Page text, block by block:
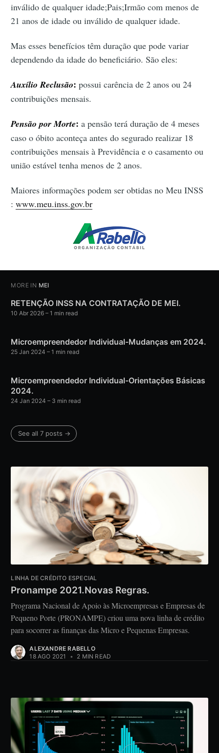
inválido de qualquer idade;Pais;Irmão com menos de
21 anos de idade ou inválido de qualquer idade.
Mas esses benefícios têm duração que pode variar
dependendo da idade do beneficiário. São eles:
Auxílio Reclusão:possui carência de 2 anos ou 24
contribuições mensais.
Pensão por Morte: a pensão terá duração de 4 meses
caso o óbito aconteça antes do segurado realizar 18
contribuições mensais à Previdência e o casamento ou
união estável tenha menos de 2 anos.
Maiores informações podem ser obtidas no Meu INSS
:www.meu.inss.gov.br
MORE IN MEI
RETENÇÃO INSS NA CONTRATAÇÃO DE MEI.
10 Abr 2026 – 1 min read
Microempreendedor Individual-Mudanças em 2024.
25 Jan 2024 – 1 min read
Microempreendedor Individual-Orientações Básicas
2024.
24 Jan 2024 – 3 min read
See all 7 posts →
LINHA DE CRÉDITO ESPECIAL
Pronampe 2021.Novas Regras.
Programa Nacional de Apoio às Microempresas e Empresas de
Pequeno Porte (PRONAMPE) criou uma nova linha de crédito
para socorrer as finanças das Micro e Pequenas Empresas.
ALEXANDRE RABELLO
18 AGO 2021
• 2 MIN READ